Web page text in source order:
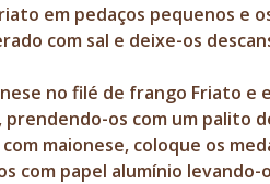
em pedaços pequenos e
com sal e deixe-os
no filé de frango Friato e
prendendo-os com um palito
maionese, coloque os
com papel alumínio levando-